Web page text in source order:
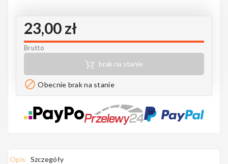
23,00 zł
Brutto
brak na stanie
 Obecnie brak na stanie
Opis Szczegóły